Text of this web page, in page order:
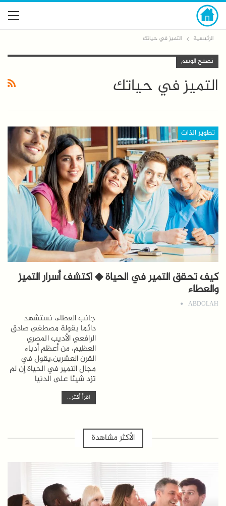
الرئيسية التميز في حياتك
تصفح الوسم
التميز في حياتك
تطوير الذات
كيف تحقق التمير في الحياة ◆ اكتشف أسرار التميز
والعطاء
ABDOLAH
جانب العطاء، نستشهد
دائما بقولة مصطفى صادق
الرافعي الأديب المصري
العظيم، من أعظم أدباء
القرن العشرين،يقول في
مجال التمير في الحياة إن لم
تزد شيئا على الدنيا
اقرأ أكثر...
الأكثر مشاهدة